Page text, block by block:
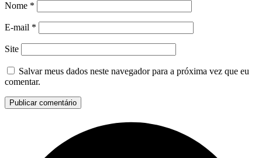
Nome *
E-mail *
Site
Salvar meus dados neste navegador para a próxima vez que eu
comentar.